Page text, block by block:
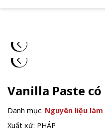
Vanilla Paste
Danh mục: Nguyên liệu làm
Xuất xứ: PHÁP